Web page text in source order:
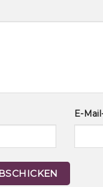
E-